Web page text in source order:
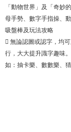
「動物世界」及「奇妙
母手勢、數字手指操、
吸盤棒及玩法攻略
 無論認圖或認字，均
行，大大提升識字趣味
如：抽卡樂、數數樂、